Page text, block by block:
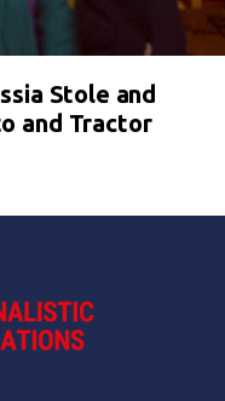
Stole and
and Tractor